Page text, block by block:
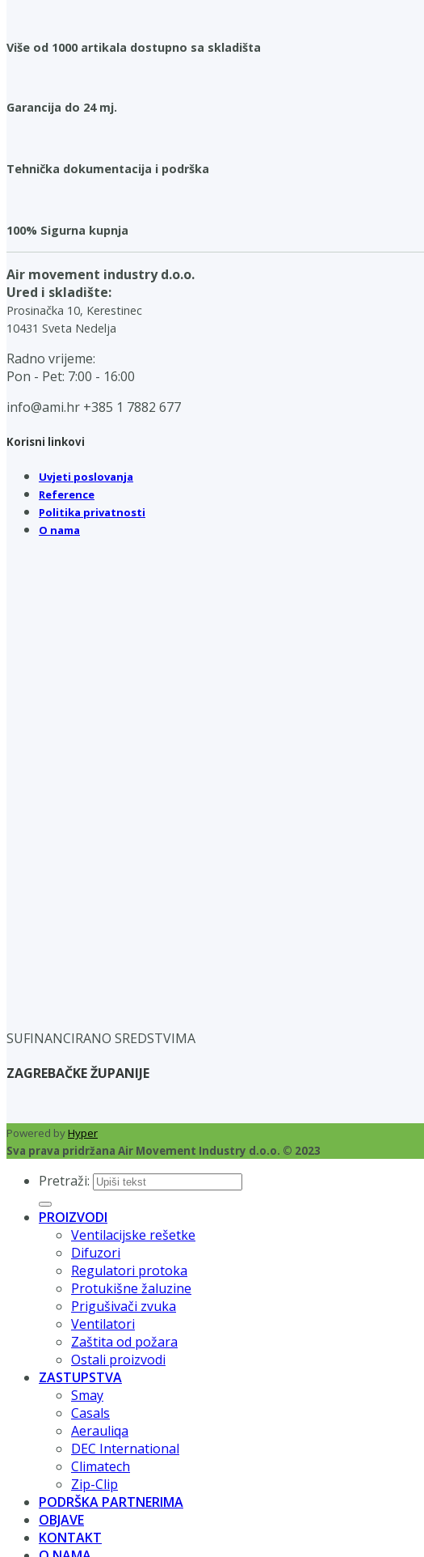
Više od 1000 artikala dostupno sa skladišta
Garancija do 24 mj.
Tehnička dokumentacija i podrška
100% Sigurna kupnja
Air movement industry d.o.o.
Ured i skladište:
Prosinačka 10, Kerestinec
10431 Sveta Nedelja
Radno vrijeme:
Pon - Pet: 7:00 - 16:00
info@ami.hr +385 1 7882 677
Korisni linkovi
Uvjeti poslovanja
Reference
Politika privatnosti
O nama
SUFINANCIRANO SREDSTVIMA
ZAGREBAČKE ŽUPANIJE
Powered byHyper
Sva prava pridržana Air Movement Industry d.o.o. © 2023
Pretraži:
PROIZVODI
Ventilacijske rešetke
Difuzori
Regulatori protoka
Protukišne žaluzine
Prigušivači zvuka
Ventilatori
Zaštita od požara
Ostali proizvodi
ZASTUPSTVA
Smay
Casals
Aerauliqa
DEC International
Climatech
Zip-Clip
PODRŠKA PARTNERIMA
OBJAVE
KONTAKT